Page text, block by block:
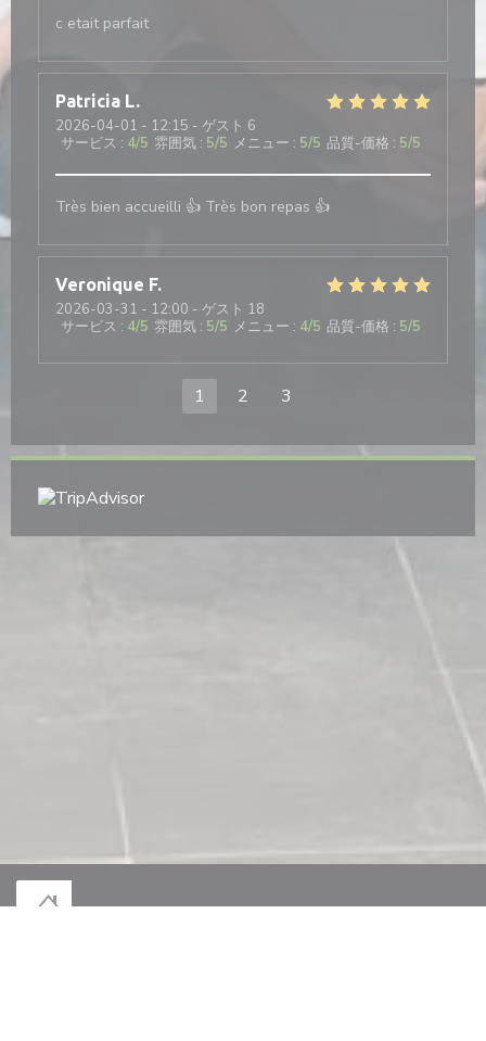
c etait parfait
Patricia L
2026-04-01 - 12:15 - ゲスト 6
サービス : 4/5 雰囲気 : 5/5 メニュー : 5/5 品質-価格 : 5/5
Très bien accueilli 👍 Très bon repas 👍
Veronique F
2026-03-31 - 12:00 - ゲスト 18
サービス : 4/5 雰囲気 : 5/5 メニュー : 4/5 品質-価格 : 5/5
1 2 3